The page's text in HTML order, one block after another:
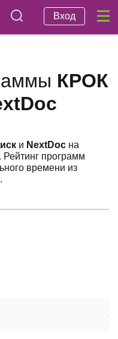
Вход
КРОК
и NextDoc на
Рейтинг программ
времени из